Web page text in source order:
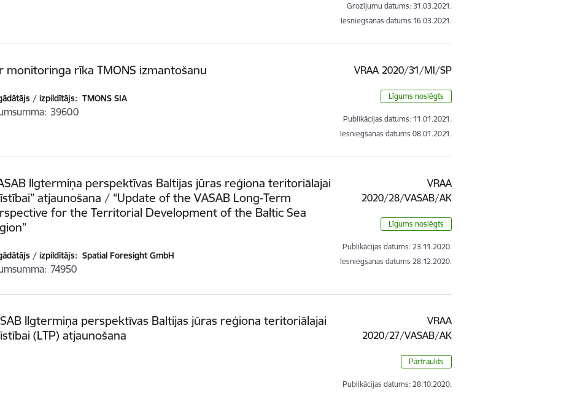
Grozījumu datums: 31.03.2021.
Iesniegšanas datums 16.03.2021.
monitoringa rīka TMONS izmantošanu
/ izpildītājs: TMONS SIA
39600
VRAA 2020/31/MI/SP
Līgums noslēgts
Publikācijas datums: 11.01.2021.
Iesniegšanas datums 08.01.2021.
Ilgtermiņa perspektīvas Baltijas jūras reģiona teritoriālajai
atjaunošana / “Update of the VASAB Long-Term
for the Territorial Development of the Baltic Sea
/ izpildītājs: Spatial Foresight GmbH
74950
VRAA
2020/28/VASAB/AK
Līgums noslēgts
Publikācijas datums: 23.11.2020.
Iesniegšanas datums 28.12.2020.
Ilgtermiņa perspektīvas Baltijas jūras reģiona teritoriālajai
(LTP) atjaunošana
VRAA
2020/27/VASAB/AK
Pārtraukts
Publikācijas datums: 28.10.2020.